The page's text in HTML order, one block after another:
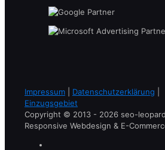
Impressum Datenschutzerklärung
Einzugsgebiet
Copyright © 2013 - 2026 seo-leopard
Responsive Webdesign & E-